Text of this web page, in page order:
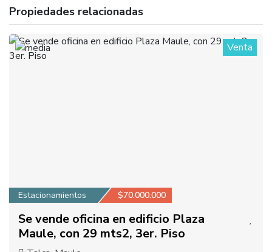
Propiedades relacionadas
1 Venta
Estacionamientos $70.000.000
Se vende oficina en edificio Plaza
Maule, con 29 mts2, 3er. Piso